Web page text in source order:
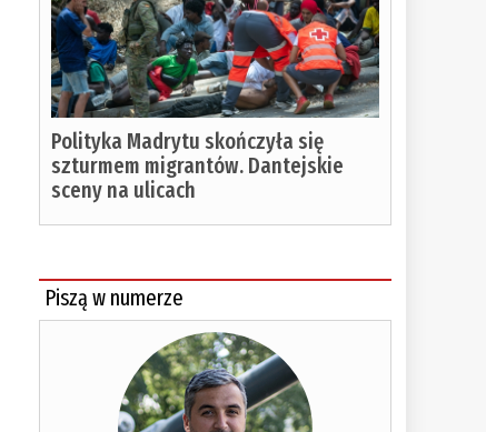
Polityka Madrytu skończyła się
szturmem migrantów. Dantejskie
sceny na ulicach
Piszą w numerze